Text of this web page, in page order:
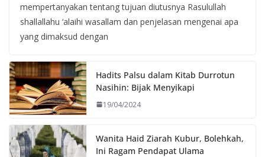
mempertanyakan tentang tujuan diutusnya Rasulullah
shallallahu ‘alaihi wasallam dan penjelasan mengenai apa
yang dimaksud dengan
Hadits Palsu dalam Kitab Durrotun
Nasihin: Bijak Menyikapi
19/04/2024
Wanita Haid Ziarah Kubur, Bolehkah,
Ini Ragam Pendapat Ulama